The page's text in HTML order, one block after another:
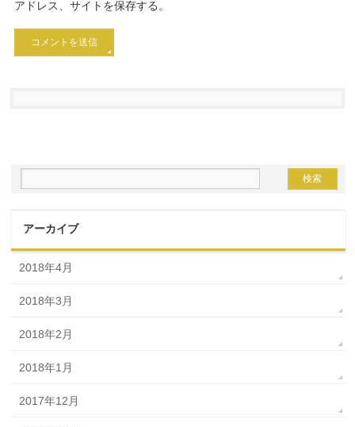
アドレス、サイトを保存する。
アーカイブ
2018年4月
2018年3月
2018年2月
2018年1月
2017年12月